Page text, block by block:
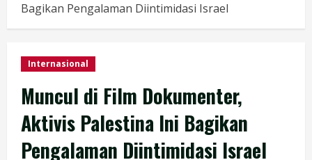
Bagikan Pengalaman Diintimidasi Israel
Internasional
Muncul di Film Dokumenter,
Aktivis Palestina Ini Bagikan
Pengalaman Diintimidasi Israel